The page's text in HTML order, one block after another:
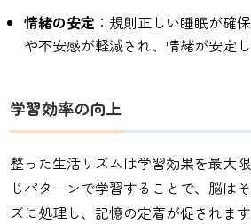
情緒の安定 ：規則正しい睡眠が確
や不安感が軽減され、情緒が安定
学習効率の向上
整った生活リズムは学習効果を最大
じパターンで学習することで、脳は
ズに処理し、記憶の定着が促されま